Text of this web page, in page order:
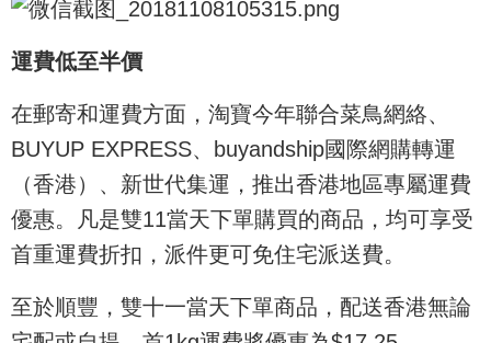
運費低至半價
在郵寄和運費方面，淘寶今年聯合菜鳥網絡、
BUYUP EXPRESS、buyandship國際網購轉運
（香港）、新世代集運，推出香港地區專屬運費
優惠。凡是雙11當天下單購買的商品，均可享受
首重運費折扣，派件更可免住宅派送費。
至於順豐，雙十一當天下單商品，配送香港無論